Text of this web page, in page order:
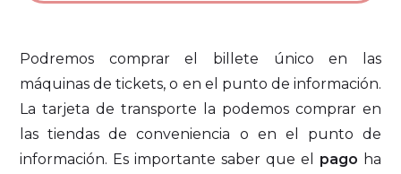
Podremos comprar el billete único en las
máquinas de tickets, o en el punto de información.
La tarjeta de transporte la podemos comprar en
las tiendas de conveniencia o en el punto de
información. Es importante saber que el pago ha